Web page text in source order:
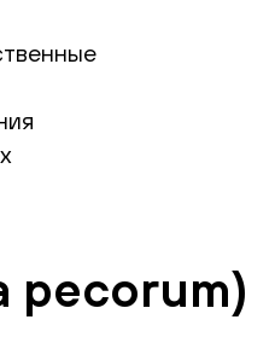
pecorum)